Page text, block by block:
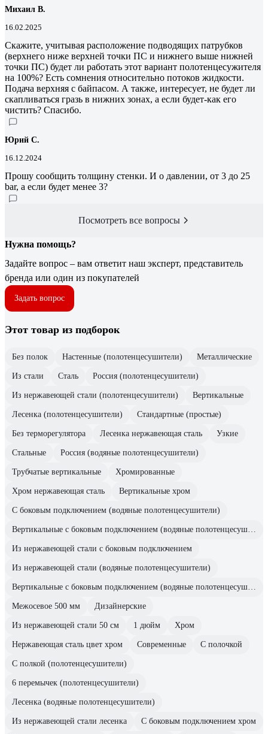
Михаил В.
16.02.2025
Скажите, учитывая расположение подводящих патрубков
(верхнего ниже верхней точки ПС и нижнего выше нижней
точки ПС) будет ли работать этот вариант полотенцесужителя
на 100%? Есть сомнения относительно потоков жидкости.
Подача верхняя с байпасом. А также, интересует, не будет ли
скапливаться гразь в нижних зонах, а если будет-как его
чистить? Спасибо.
Юрий С.
16.12.2024
Прошу сообщить толщину стенки. И о давлении, от 3 до 25
bar, а если будет менее 3?
Посмотреть все вопросы
Нужна помощь?
Задайте вопрос – вам ответит наш эксперт, представитель
бренда или один из покупателей
Задать вопрос
Этот товар из подборок
Без полок Настенные (полотенцесушители) Металлические
Из стали Сталь Россия (полотенцесушители)
Из нержавеющей стали (полотенцесушители) Вертикальные
Лесенка (полотенцесушители) Стандартные (простые)
Без терморегулятора Лесенка нержавеющая сталь Узкие
Стальные Россия (водяные полотенцесушители)
Трубчатые вертикальные Хромированные
Хром нержавеющая сталь Вертикальные хром
С боковым подключением (водяные полотенцесушители)
Вертикальные с боковым подключением (водяные полотенцесушители)
Из нержавеющей стали с боковым подключением
Из нержавеющей стали (водяные полотенцесушители)
Вертикальные с боковым подключением (водяные полотенцесушители)
Межосевое 500 мм Дизайнерские
Из нержавеющей стали 50 см 1 дюйм Хром
Нержавеющая сталь цвет хром Современные С полочкой
С полкой (полотенцесушители)
6 перемычек (полотенцесушители)
Лесенка (водяные полотенцесушители)
Из нержавеющей стали лесенка С боковым подключением хром